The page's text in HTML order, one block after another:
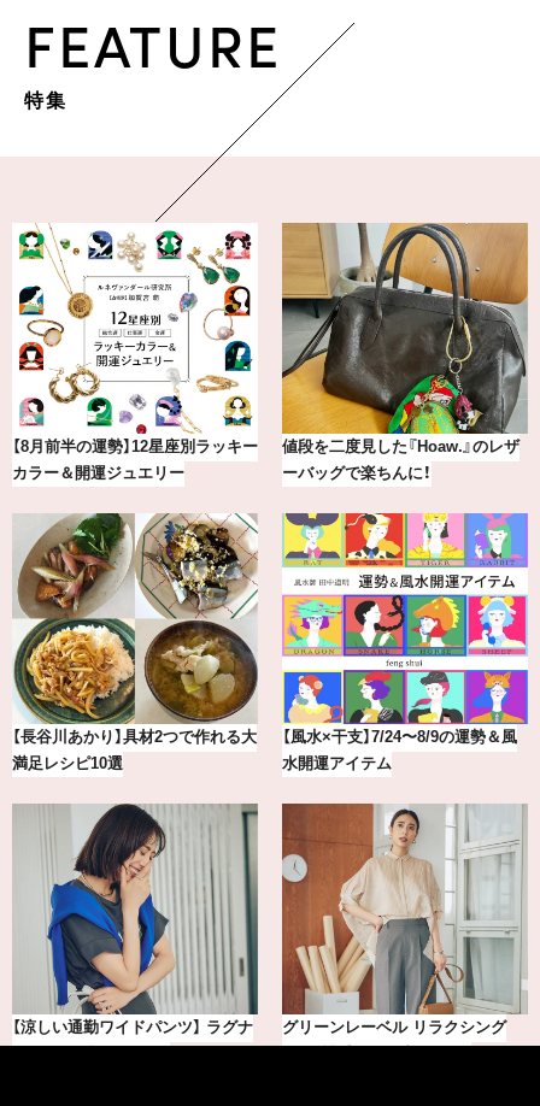
FEATURE
特集
最新版！東京都内のおしゃれな朝活
カフェ＆モーニング9選
【BAILA×OMO】ウオズミアミ描き
下ろし！金沢の旅リスト
【2026年8月】鏡リュウジの12星座
別占い
冷凍宅配食【nosh-ナッシュ】で叶
える、がんばる私の「がん…
【銀座かねまつ】おしゃれ＆快適な
気分が上がる「フルラ」のアイウェ